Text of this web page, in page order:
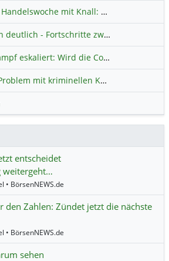
Gold beendet Handelswoche mit Knall: Barrick Mining – Ist diese Aktie wieder ein Kauf?
Ölpreise fallen deutlich - Fortschritte zwischen USA und Iran belasten
Übernahmekampf eskaliert: Wird die Commerzbank italienisch?
Wachsendes Problem mit kriminellen Kunden im Online-Handel
entscheidet
weitergeht…
• BörsenNEWS.de
den Zahlen: Zündet jetzt die nächste
• BörsenNEWS.de
sehen